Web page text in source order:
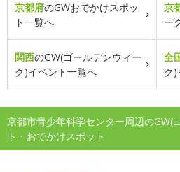
京都府のGWおでかけスポッ
ト一覧へ
京
ー
関西のGW(ゴールデンウィー
ク)イベント一覧へ
全
ク)
京都市青少年科学センター周辺のGW(
ト・おでかけスポット